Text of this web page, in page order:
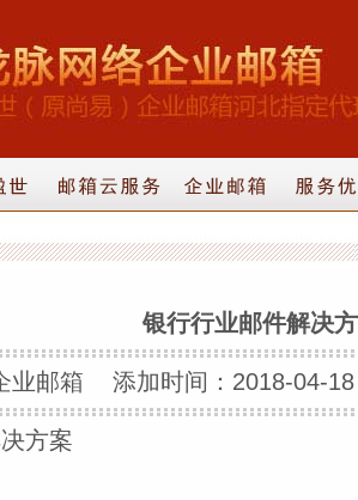
银行行业邮件解决
业邮箱 添加时间：2018-04-
方案